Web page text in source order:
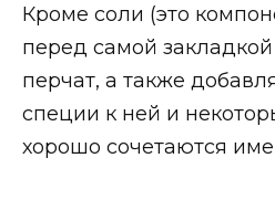
Кроме соли (это
перед самой
перчат, а также
специи к ней и
хорошо сочетаются